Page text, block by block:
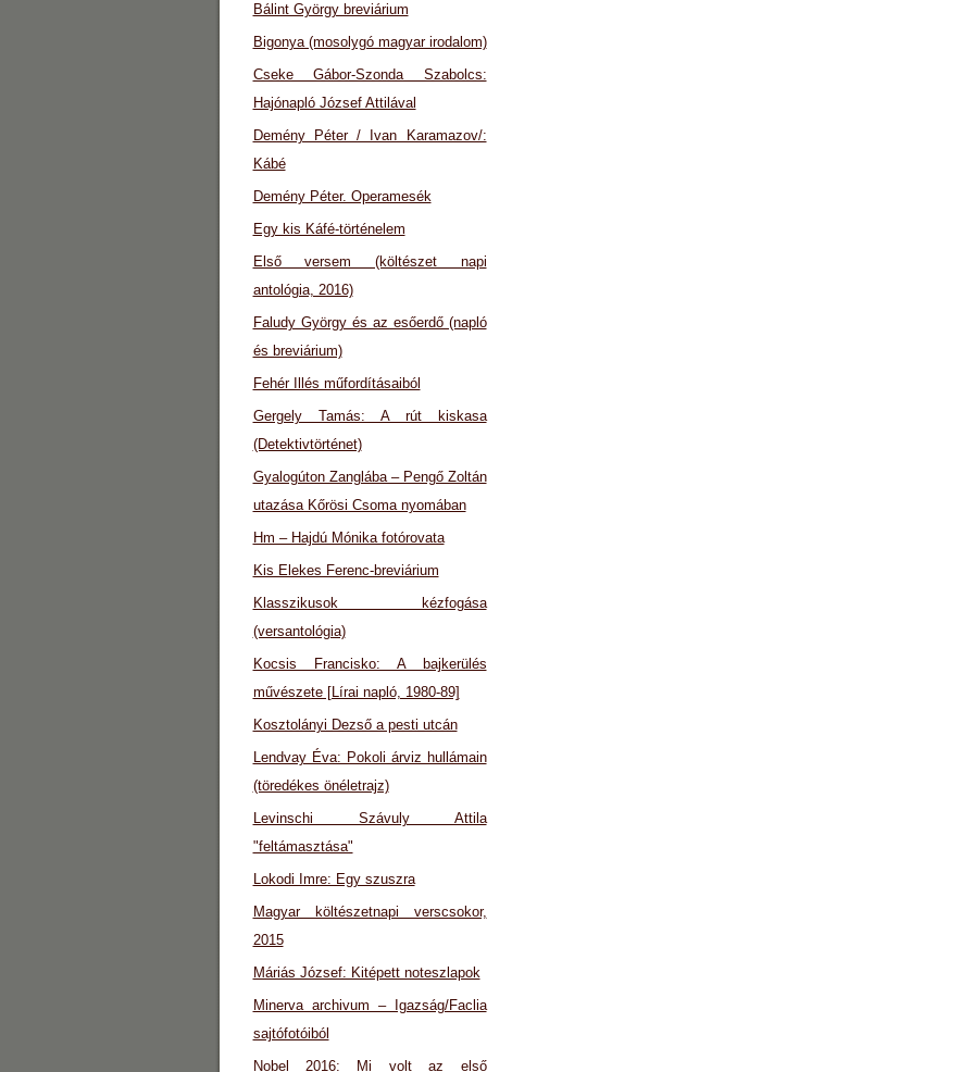
Bálint György breviárium
Bigonya (mosolygó magyar irodalom)
Cseke Gábor-Szonda Szabolcs:
Hajónapló József Attilával
Demény Péter / Ivan Karamazov/:
Kábé
Demény Péter. Operamesék
Egy kis Káfé-történelem
Első versem (költészet napi
antológia, 2016)
Faludy György és az esőerdő (napló
és breviárium)
Fehér Illés műfordításaiból
Gergely Tamás: A rút kiskasa
(Detektivtörténet)
Gyalogúton Zanglába – Pengő Zoltán
utazása Kőrösi Csoma nyomában
Hm – Hajdú Mónika fotórovata
Kis Elekes Ferenc-breviárium
Klasszikusok kézfogása
(versantológia)
Kocsis Francisko: A bajkerülés
művészete [Lírai napló, 1980-89]
Kosztolányi Dezső a pesti utcán
Lendvay Éva: Pokoli árviz hullámain
(töredékes önéletrajz)
Levinschi Szávuly Attila
"feltámasztása"
Lokodi Imre: Egy szuszra
Magyar költészetnapi verscsokor,
2015
Máriás József: Kitépett noteszlapok
Minerva archivum – Igazság/Faclia
sajtófotóiból
Nobel 2016: Mi volt az első